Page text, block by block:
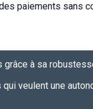
paiements sans
à sa
veulent une